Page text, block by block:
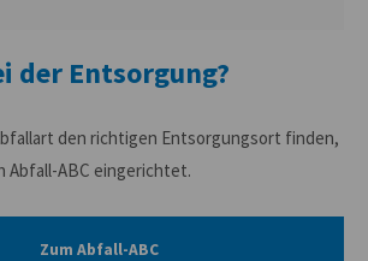
der Entsorgung?
den richtigen Entsorgungsort finden,
Abfall-ABC eingerichtet.
Zum Abfall-ABC